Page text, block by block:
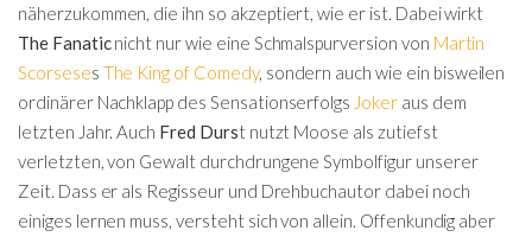
näherzukommen, die ihn so akzeptiert, wie er ist. Dabei wirkt
The Fanaticnicht nur wie eine Schmalspurversion von Martin
Scorseses The King of Comedy, sondern auch wie ein bisweilen
ordinärer Nachklapp des Sensationserfolgs Joker aus dem
letzten Jahr. Auch Fred Durst nutzt Moose als zutiefst
verletzten, von Gewalt durchdrungene Symbolfigur unserer
Zeit. Dass er als Regisseur und Drehbuchautor dabei noch
einiges lernen muss, versteht sich von allein. Offenkundig aber